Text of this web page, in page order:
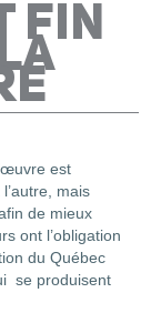
FIN
est
mais
de mieux
ont l’obligation
du Québec
se produisent